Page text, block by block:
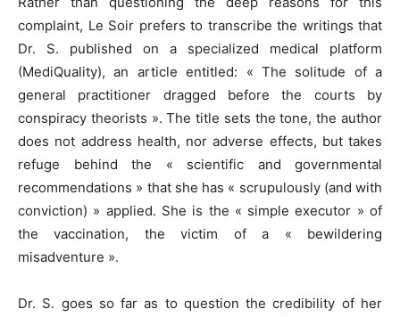
complaint, Le Soir prefers to transcribe the writings that
Dr. S. published on a specialized medical platform
(MediQuality), an article entitled: « The solitude of a
general practitioner dragged before the courts by
conspiracy theorists ». The title sets the tone, the author
does not address health, nor adverse effects, but takes
refuge behind the « scientific and governmental
recommendations » that she has « scrupulously (and with
conviction) » applied. She is the « simple executor » of
the vaccination, the victim of a « bewildering
misadventure ».
Dr. S. goes so far as to question the credibility of her